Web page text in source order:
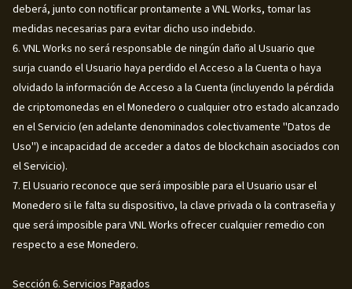
deberá, junto con notificar prontamente a VNL Works, tomar las
medidas necesarias para evitar dicho uso indebido.
6. VNL Works no será responsable de ningún daño al Usuario que
surja cuando el Usuario haya perdido el Acceso a la Cuenta o haya
olvidado la información de Acceso a la Cuenta (incluyendo la pérdida
de criptomonedas en el Monedero o cualquier otro estado alcanzado
en el Servicio (en adelante denominados colectivamente "Datos de
Uso") e incapacidad de acceder a datos de blockchain asociados con
el Servicio).
7. El Usuario reconoce que será imposible para el Usuario usar el
Monedero si le falta su dispositivo, la clave privada o la contraseña y
que será imposible para VNL Works ofrecer cualquier remedio con
respecto a ese Monedero.
Sección 6. Servicios Pagados